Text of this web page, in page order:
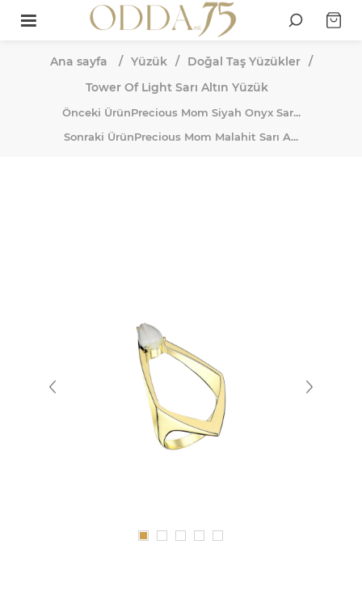
Ana sayfa / Yüzük / Doğal Taş Yüzükler /
Tower Of Light Sarı Altın Yüzük
Önceki ÜrünPrecious Mom Siyah Onyx Sar...
Sonraki ÜrünPrecious Mom Malahit Sarı A...